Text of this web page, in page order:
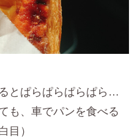
とぱらぱらぱらぱら…
も、車でパンを食べる
目）